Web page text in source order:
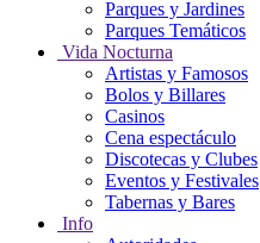
Parques y Jardines
Parques Temáticos
Vida Nocturna
Artistas y Famosos
Bolos y Billares
Casinos
Cena espectáculo
Discotecas y Clubes
Eventos y Festivales
Tabernas y Bares
Info